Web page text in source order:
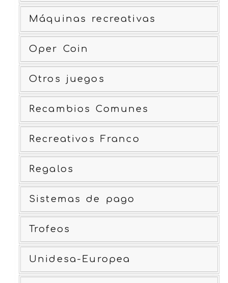
Máquinas recreativas
Oper Coin
Otros juegos
Recambios Comunes
Recreativos Franco
Regalos
Sistemas de pago
Trofeos
Unidesa-Europea